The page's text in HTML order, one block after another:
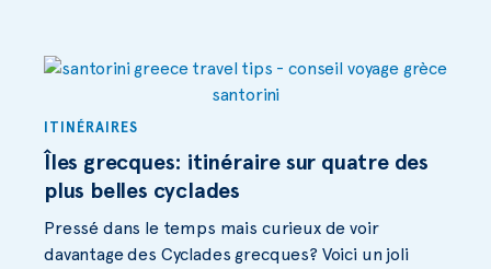
ITINÉRAIRES
Îles grecques: itinéraire sur quatre des
plus belles cyclades
Pressé dans le temps mais curieux de voir
davantage des Cyclades grecques? Voici un joli